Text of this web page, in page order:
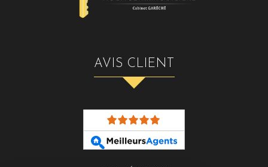
AVIS CLIENT